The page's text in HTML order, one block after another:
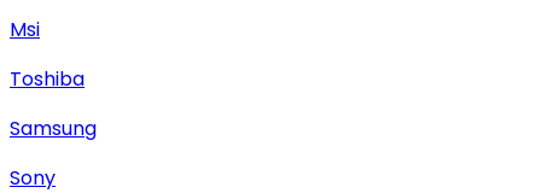
Msi
Toshiba
Samsung
Sony